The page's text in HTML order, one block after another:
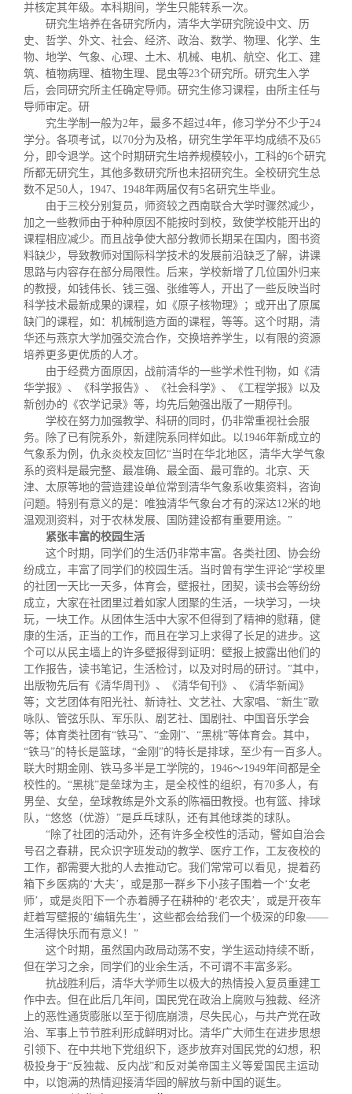
并核定其年级。本科期间，学生只能转系一次。
研究生培养在各研究所内，清华大学研究院设中文、历
史、哲学、外文、社会、经济、政治、数学、物理、化学、生
物、地学、气象、心理、土木、机械、电机、航空、化工、建
筑、植物病理、植物生理、昆虫等23个研究所。研究生入学
后，会同研究所主任确定导师。研究生修习课程，由所主任与
导师审定。研
究生学制一般为2年，最多不超过4年，修习学分不少于24
学分。各项考试，以 70分为及格，研究生学年平均成绩不及65
分，即令退学。这个时期研究生培养规模较小，工科的6个研究
所都无研究生，其他多数研究所也未招研究生。全校研究生总
数不足50人， 1947、 1948年两届仅有5名研究生毕业。
由于三校分别复员，师资较之西南联合大学时骤然减少，
加之一些教师由于种种原因不能按时到校，致使学校能开出的
课程相应减少。而且战争使大部分教师长期呆在国内，图书资
料缺少，导致教师对国际科学技术的发展前沿缺乏了解，讲课
思路与内容存在部分局限性。后来，学校新增了几位国外归来
的教授，如钱伟长、钱三强、张维等人，开出了一些反映当时
科学技术最新成果的课程，如《原子核物理》；或开出了原属
缺门的课程，如：机械制造方面的课程，等等。这个时期，清
华还与燕京大学加强交流合作，交换培养学生，以有限的资源
培养更多更优质的人才。
由于经费方面原因，战前清华的一些学术性刊物，如《清
华学报》、《科学报告》、《社会科学》、《工程学报》以及
新创办的《农学记录》等，均先后勉强出版了一期停刊。
学校在努力加强教学、科研的同时，仍非常重视社会服
务。除了已有院系外，新建院系同样如此。以 1946年新成立的
气象系为例，仇永炎校友回忆“当时在华北地区，清华大学气象
系的资料是最完整、 最准确、最全面、最可靠的。北京、天
津、太原等地的营造建设单位常到清华气象系收集资料，咨询
问题。特别有意义的是：唯独清华气象台才有的深达12米的地
温观测资料，对于农林发展、国防建设都有重要用途。”
紧张丰富的校园生活
这个时期，同学们的生活仍非常丰富。各类社团、协会纷
纷成立，丰富了同学们的校园生活。当时曾有学生评论“学校里
的社团一天比一天多，体育会，壁报社，团契，读书会等纷纷
成立，大家在社团里过着如家人团聚的生活，一块学习，一块
玩，一块工作。从团体生活中大家不但得到了精神的慰藉，健
康的生活，正当的工作，而且在学习上求得了长足的进步。这
个可以从民主墙上的许多壁报得到证明：壁报上披露出他们的
工作报告，读书笔记，生活检讨，以及对时局的研讨。”其中，
出版物先后有《清华周刊》、《清华旬刊》、《清华新闻》
等；文艺团体有阳光社、新诗社、文艺社、大家唱、“新生”歌
咏队、管弦乐队、军乐队、剧艺社、国剧社、中国音乐学会
等；体育类社团有“铁马”、“金刚”、“黑桃”等体育会。其中，
“铁马”的特长是篮球，“金刚”的特长是排球，至少有一百多人。
联大时期金刚、铁马多半是工学院的， 1946～1949年间都是全
校性的。“黑桃”是垒球为主，是全校性的组织，有70多人，有
男垒、女垒，垒球教练是外文系的陈福田教授。也有篮、排球
队，“悠悠（优游）”是乒乓球队，还有其他球类的球队。
“除了社团的活动外，还有许多全校性的活动，譬如自治会
号召之春耕，民众识字班发动的教学、医疗工作，工友夜校的
工作，都需要大批的人去推动它。我们常常可以看见，提着药
箱下乡医病的‘大夫’，或是那一群乡下小孩子围着一个‘女老
师’，或是炎阳下一个赤着膊子在耕种的‘老农夫’，或是开夜车
赶着写壁报的‘编辑先生’，这些都会给我们一个极深的印象——
生活得快乐而有意义！”
这个时期，虽然国内政局动荡不安，学生运动持续不断，
但在学习之余，同学们的业余生活，不可谓不丰富多彩。
抗战胜利后，清华大学师生以极大的热情投入复员重建工
作中去。但在此后几年间，国民党在政治上腐败与独裁、经济
上的恶性通货膨胀以至于彻底崩溃，尽失民心，与共产党在政
治、军事上节节胜利形成鲜明对比。清华广大师生在进步思想
引领下、在中共地下党组织下，逐步放弃对国民党的幻想，积
极投身于“反独裁、反内战”和反对美帝国主义等爱国民主运动
中，以饱满的热情迎接清华园的解放与新中国的诞生。